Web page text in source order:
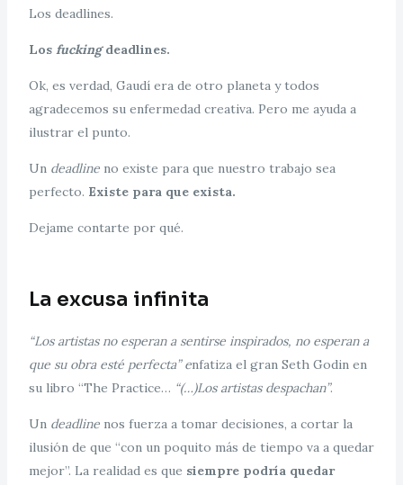
Los deadlines.
Los fuckingdeadlines.
Ok, es verdad, Gaudí era de otro planeta y todos
agradecemos su enfermedad creativa. Pero me ayuda a
ilustrar el punto.
Un deadlineno existe para que nuestro trabajo sea
perfecto. Existe para que exista.
Dejame contarte por qué.
La excusa infinita
“Los artistas no esperan a sentirse inspirados, no esperan a
que su obra esté perfecta” enfatiza el gran Seth Godin en
su libro “The Practice… “(…)Los artistas despachan”.
Un deadlinenos fuerza a tomar decisiones, a cortar la
ilusión de que “con un poquito más de tiempo va a quedar
mejor”. La realidad es que siempre podría quedar